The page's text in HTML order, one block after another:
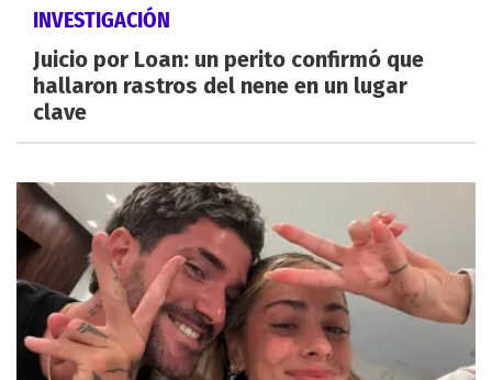
INVESTIGACIÓN
Juicio por Loan: un perito confirmó que
hallaron rastros del nene en un lugar
clave